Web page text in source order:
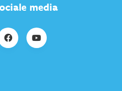
media